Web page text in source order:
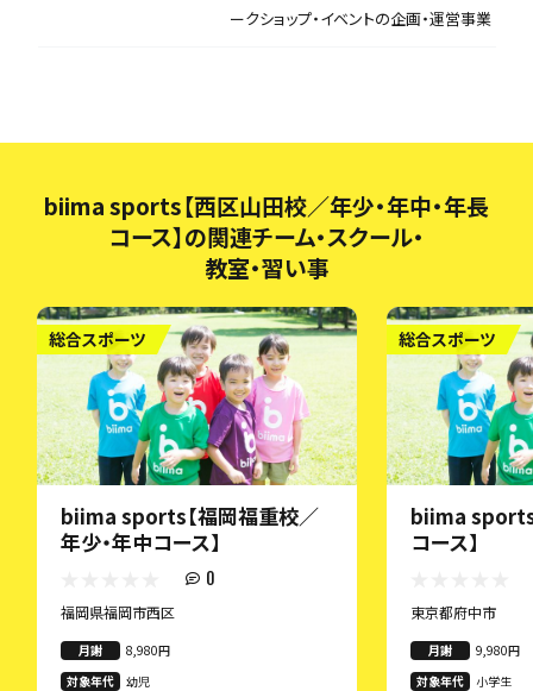
ークショップ・イベントの企画・運営事業
biima sports【西区山田校／年少・年中・年長
コース】の関連チーム・スクール・
教室・習い事
総合スポーツ
biima sports【福岡福重校／
年少・年中コース】
0
福岡県福岡市西区
月謝
8,980円
対象年代
幼児
総合スポーツ
biima sports
コース】
東京都府中市
月謝
9,980円
対象年代
小学生